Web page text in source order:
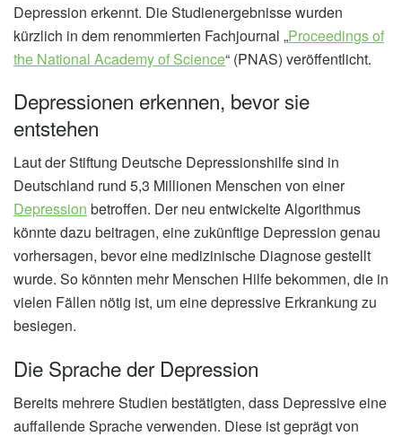
Depression erkennt. Die Studienergebnisse wurden
kürzlich in dem renommierten Fachjournal „Proceedings of
the National Academy of Science“ (PNAS) veröffentlicht.
Depressionen erkennen, bevor sie
entstehen
Laut der Stiftung Deutsche Depressionshilfe sind in
Deutschland rund 5,3 Millionen Menschen von einer
Depression betroffen. Der neu entwickelte Algorithmus
könnte dazu beitragen, eine zukünftige Depression genau
vorhersagen, bevor eine medizinische Diagnose gestellt
wurde. So könnten mehr Menschen Hilfe bekommen, die in
vielen Fällen nötig ist, um eine depressive Erkrankung zu
besiegen.
Die Sprache der Depression
Bereits mehrere Studien bestätigten, dass Depressive eine
auffallende Sprache verwenden. Diese ist geprägt von